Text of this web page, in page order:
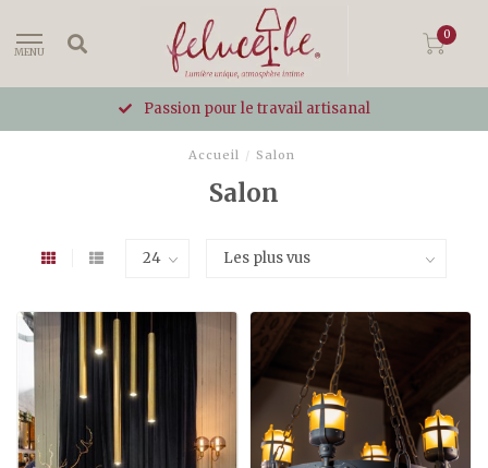
MENU
0
Passion pour le travail artisanal
Accueil / Salon
Salon